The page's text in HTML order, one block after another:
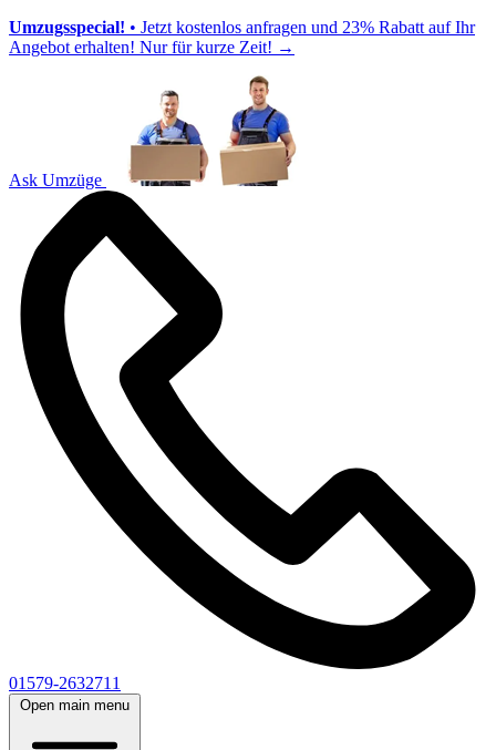
Umzugsspecial! • Jetzt kostenlos anfragen und 23% Rabatt auf Ihr
Angebot erhalten! Nur für kurze Zeit! →
Ask Umzüge
01579-2632711
Open main menu